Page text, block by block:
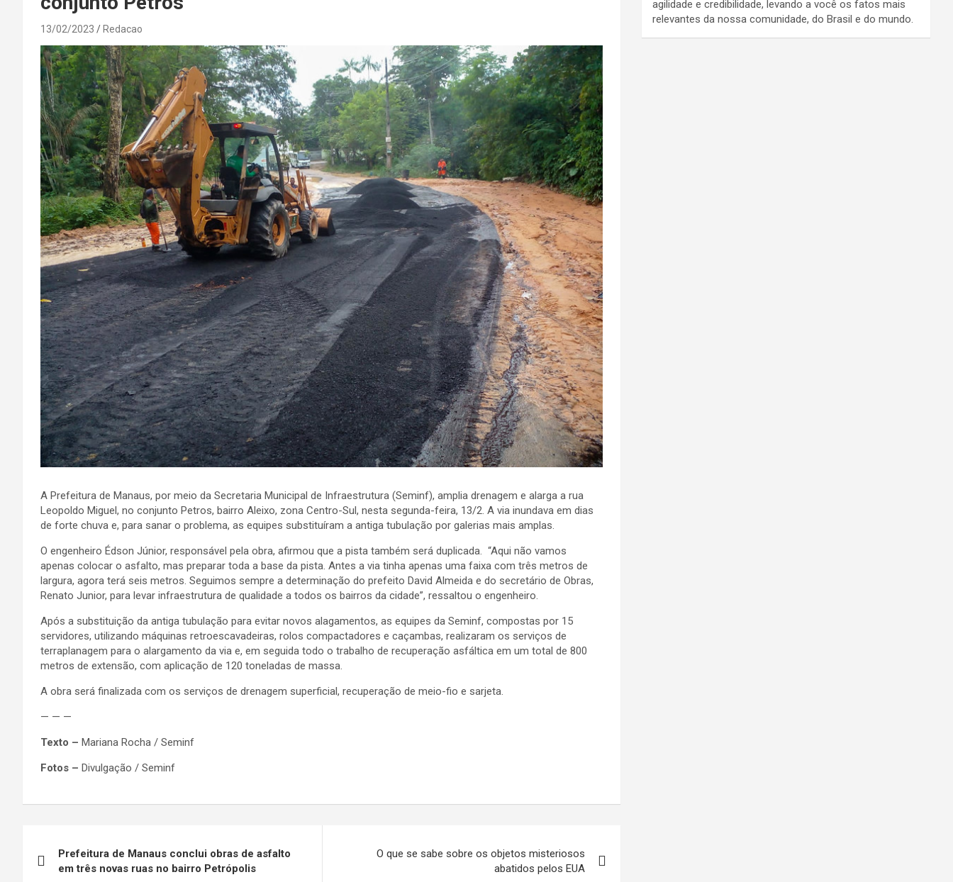
13/02/2023 Redacao
A Prefeitura de Manaus, por meio da Secretaria Municipal de Infraestrutura (Seminf), amplia drenagem e alarga a rua
Leopoldo Miguel, no conjunto Petros, bairro Aleixo, zona Centro-Sul, nesta segunda-feira, 13/2. A via inundava em dias
de forte chuva e, para sanar o problema, as equipes substituíram a antiga tubulação por galerias mais amplas.
O engenheiro Édson Júnior, responsável pela obra, afirmou que a pista também será duplicada. “Aqui não vamos
apenas colocar o asfalto, mas preparar toda a base da pista. Antes a via tinha apenas uma faixa com três metros de
largura, agora terá seis metros. Seguimos sempre a determinação do prefeito David Almeida e do secretário de Obras,
Renato Junior, para levar infraestrutura de qualidade a todos os bairros da cidade”, ressaltou o engenheiro.
Após a substituição da antiga tubulação para evitar novos alagamentos, as equipes da Seminf, compostas por 15
servidores, utilizando máquinas retroescavadeiras, rolos compactadores e caçambas, realizaram os serviços de
terraplanagem para o alargamento da via e, em seguida todo o trabalho de recuperação asfáltica em um total de 800
metros de extensão, com aplicação de 120 toneladas de massa.
A obra será finalizada com os serviços de drenagem superficial, recuperação de meio-fio e sarjeta.
— — —
Texto – Mariana Rocha / Seminf
Fotos – Divulgação / Seminf
de
Prefeitura de Manaus conclui obras de asfalto
em três novas ruas no bairro Petrópolis
O que se sabe sobre os objetos misteriosos
abatidos pelos EUA
agilidade e credibilidade, levando a você os fatos mais
relevantes da nossa comunidade, do Brasil e do mundo.